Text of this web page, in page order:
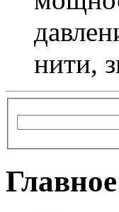
нити,